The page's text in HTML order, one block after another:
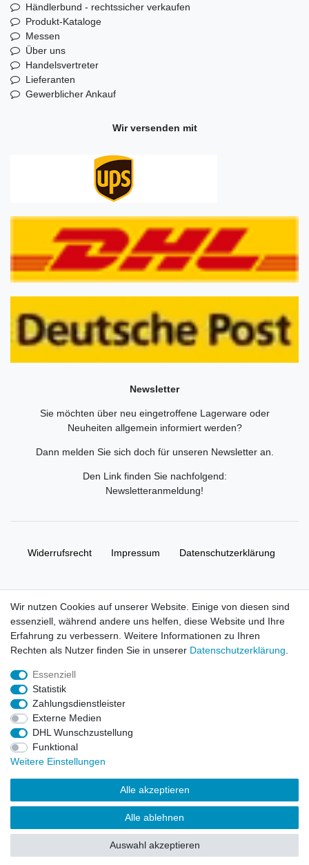
Händlerbund - rechtssicher verkaufen
Produkt-Kataloge
Messen
Über uns
Handelsvertreter
Lieferanten
Gewerblicher Ankauf
Wir versenden mit
Newsletter
Sie möchten über neu eingetroffene Lagerware oder
Neuheiten allgemein informiert werden?
Dann melden Sie sich doch für unseren Newsletter an.
Den Link finden Sie nachfolgend:
Newsletteranmeldung!
Widerrufs­recht Impressum Daten­schutz­erklärung
© Copyright 2026 | Alle Rechte vorbehalten. HL-
Handelsgesellschaft mbH.
Alle Markennamen, Warenzeichen sowie sämtliche Produktbilder
und Beschreibungen sind Eigentum Ihrer rechtmäßigen
Eigentümer und dienen hier nur der Beschreibung.
Preise nur für registrierte Händler, ansonsten zeigt der Shop 0,00
€
LEGO, das LEGO Logo, die Minifigur, DUPLO, LEGENDS OF
CHIMA, NINJAGO, BIONICLE, MINDSTORMS und MIXELS sind
urheberrechtlich geschützte Markenzeichen der LEGO Gruppe.
Wir nutzen Cookies auf unserer Website. Einige von diesen sind
essenziell, während andere uns helfen, diese Website und Ihre
Erfahrung zu verbessern. Weitere Informationen zu Ihren
Rechten als Nutzer finden Sie in unserer Daten­schutz­erklärung
Essenziell
Statistik
Zahlungsdienstleister
Externe Medien
DHL Wunschzustellung
Funktional
Weitere Einstellungen
Alle akzeptieren
Alle ablehnen
Auswahl akzeptieren